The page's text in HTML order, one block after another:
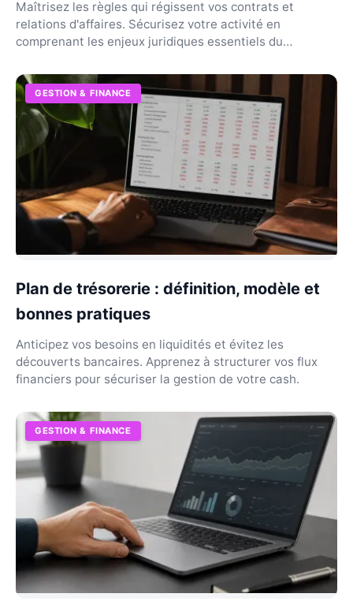
Maîtrisez les règles qui régissent vos contrats et
relations d'affaires. Sécurisez votre activité en
comprenant les enjeux juridiques essentiels du
GESTION & FINANCE
Plan de trésorerie : définition, modèle et
bonnes pratiques
Anticipez vos besoins en liquidités et évitez les
découverts bancaires. Apprenez à structurer vos flux
financiers pour sécuriser la gestion de votre cash.
GESTION & FINANCE